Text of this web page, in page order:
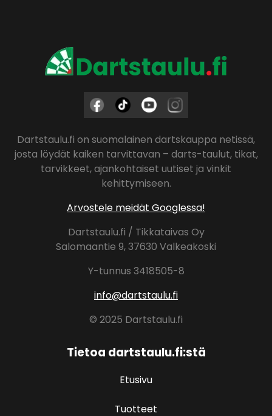
Dartstaulu.fi on suomalainen dartskauppa netissä,
josta löydät kaiken tarvittavan – darts-taulut, tikat,
tarvikkeet, ajankohtaiset uutiset ja vinkit
kehittymiseen.
Arvostele meidät Googlessa!
Dartstaulu.fi / Tikkataivas Oy
Salomaantie 9, 37630 Valkeakoski
Y-tunnus 3418505-8
info@dartstaulu.fi
© 2025 Dartstaulu.fi
Tietoa dartstaulu.fi:stä
Etusivu
Tuotteet